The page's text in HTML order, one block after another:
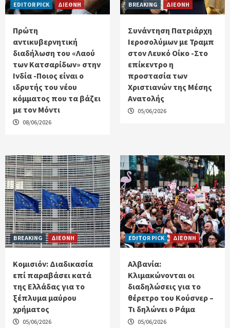
EDITOR PICK ΔΙΕΘΝΗ
Πρώτη
αντικυβερνητική
διαδήλωση του «Λαού
των Κατσαρίδων» στην
Ινδία -Ποιος είναι ο
ιδρυτής του νέου
κόμματος που τα βάζει
με τον Μόντι
08/06/2026
BREAKING ΔΙΕΘΝΗ
Συνάντηση Πατριάρχη
Ιεροσολύμων με Τραμπ
στον Λευκό Οίκο -Στο
επίκεντρο η
προστασία των
Χριστιανών της Μέσης
Ανατολής
05/06/2026
BREAKING ΔΙΕΘΝΗ
Κομισιόν: Διαδικασία
επί παραβάσει κατά
της Ελλάδας για το
ξέπλυμα μαύρου
χρήματος
05/06/2026
EDITOR PICK ΔΙΕΘΝΗ
Αλβανία:
Κλιμακώνονται οι
διαδηλώσεις για το
θέρετρο του Κούσνερ –
Τι δηλώνει ο Ράμα
05/06/2026